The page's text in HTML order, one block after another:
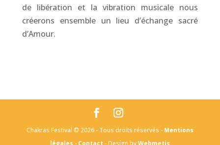
de libération et la vibration musicale nous
créerons ensemble un lieu d’échange sacré
d’Amour.
Chakras Festival © 2026 - Tous droits réservés - Mentions
légales - Contact - Design byWebmetis